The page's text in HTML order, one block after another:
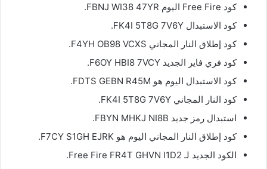
كود Free Fire اليوم FBNJ WI38 47YR.
كود الاستبدال FK4I 5T8G 7V6Y.
كود إطلاق النار المجاني F4YH OB98 VCXS.
كود فري فاير الجديد F6OY HBI8 7VCY.
كود الاستبدال اليوم هو FDTS GEBN R45M.
كود النار المجاني FK4I 5T8G 7V6Y.
استبدال رمز جديد FBYN MHKJ NI8B.
كود إطلاق النار المجاني اليوم هو F7CY S1GH EJRK.
الكود الجديد لـ Free Fire FR4T GHVN I1D2.